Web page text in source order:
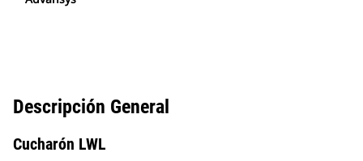
Descripción General
Cucharón LWL